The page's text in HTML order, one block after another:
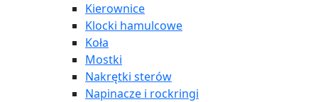
Kierownice
Klocki hamulcowe
Koła
Mostki
Nakrętki sterów
Napinacze i rockringi